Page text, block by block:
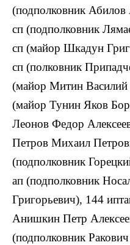
(подполковник
сп (подполковник
сп (майор Шкадун
сп (полковник
(майор Митин Василий
(майор Тунин Яков
Леонов Федор
Петров Михаил
(подполковник
ап (подполковник
Григорьевич), 144
Анишкин Петр
(подполковник